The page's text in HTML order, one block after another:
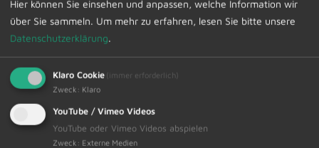
07.11.2025
(Änderungen vorbehalten)
Die Anmeldung ist über
www.unser-ferienprogramm.de/dietmannsried
möglich.
Hier können Sie einsehen und anpassen, welche Information wir
über Sie sammeln. Um mehr zu erfahren, lesen Sie bitte unsere
Datenschutzerklärung.
Klaro Cookie (immer erforderlich)
Zweck : Klaro
YouTube / Vimeo Videos
YouTube oder Vimeo Videos abspielen
Zweck : Externe Medien